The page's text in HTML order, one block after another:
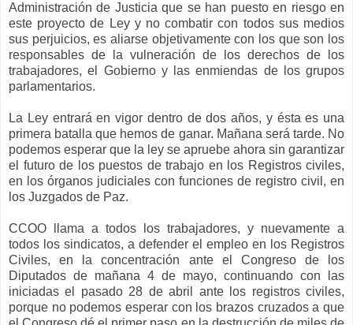
Administración de Justicia que se han puesto en riesgo en
este proyecto de Ley y no combatir con todos sus medios
sus perjuicios, es aliarse objetivamente con los que son los
responsables de la vulneración de los derechos de los
trabajadores, el Gobierno y las enmiendas de los grupos
parlamentarios.
La Ley entrará en vigor dentro de dos años, y ésta es una
primera batalla que hemos de ganar. Mañana será tarde. No
podemos esperar que la ley se apruebe ahora sin garantizar
el futuro de los puestos de trabajo en los Registros civiles,
en los órganos judiciales con funciones de registro civil, en
los Juzgados de Paz.
CCOO llama a todos los trabajadores, y nuevamente a
todos los sindicatos, a defender el empleo en los Registros
Civiles, en la concentración ante el Congreso de los
Diputados de mañana 4 de mayo, continuando con las
iniciadas el pasado 28 de abril ante los registros civiles,
porque no podemos esperar con los brazos cruzados a que